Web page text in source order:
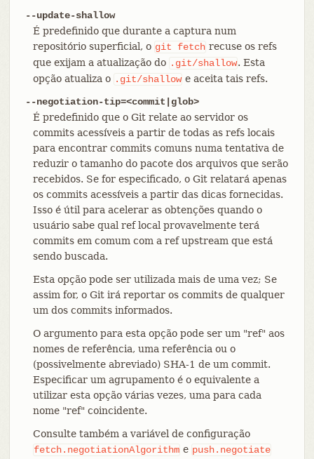
--update-shallow
É predefinido que durante a captura num
repositório superficial, o git fetch recuse os refs
que exijam a atualização do .git/shallow. Esta
opção atualiza o .git/shallowe aceita tais refs.
--negotiation-tip=<commit|glob>
É predefinido que o Git relate ao servidor os
commits acessíveis a partir de todas as refs locais
para encontrar commits comuns numa tentativa de
reduzir o tamanho do pacote dos arquivos que serão
recebidos. Se for especificado, o Git relatará apenas
os commits acessíveis a partir das dicas fornecidas.
Isso é útil para acelerar as obtenções quando o
usuário sabe qual ref local provavelmente terá
commits em comum com a ref upstream que está
sendo buscada.
Esta opção pode ser utilizada mais de uma vez; Se
assim for, o Git irá reportar os commits de qualquer
um dos commits informados.
O argumento para esta opção pode ser um "ref" aos
nomes de referência, uma referência ou o
(possivelmente abreviado) SHA-1 de um commit.
Especificar um agrupamento é o equivalente a
utilizar esta opção várias vezes, uma para cada
nome "ref" coincidente.
Consulte também a variável de configuração
fetch.negotiationAlgorithm e push.negotiate